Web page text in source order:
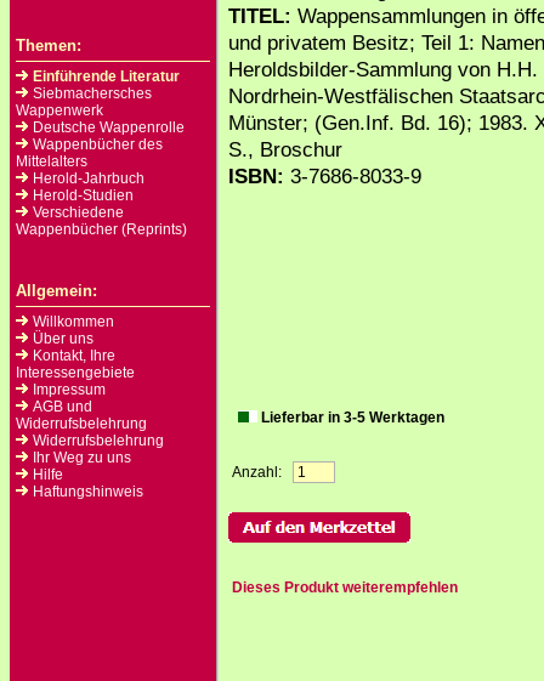
Themen:
Einführende Literatur
Siebmachersches
Wappenwerk
Deutsche Wappenrolle
Wappenbücher des
Mittelalters
Herold-Jahrbuch
Herold-Studien
Verschiedene
Wappenbücher (Reprints)
Allgemein:
Willkommen
Über uns
Kontakt, Ihre
Interessengebiete
Impressum
AGB und
Widerrufsbelehrung
Widerrufsbelehrung
Ihr Weg zu uns
Hilfe
Haftungshinweis
TITEL: Wappensammlungen in
und privatem Besitz; Teil 1:
Heroldsbilder-Sammlung von
Nordrhein-Westfälischen
Münster; (Gen.Inf. Bd. 16); 1983.
S., Broschur
ISBN: 3-7686-8033-9
Lieferbar in 3-5 Werktagen
Anzahl:
Dieses Produkt weiterempfehlen